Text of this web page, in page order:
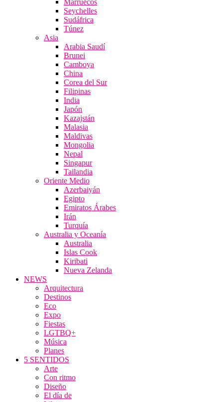
Marruecos
Seychelles
Sudáfrica
Túnez
Asia
Arabia Saudí
Brunei
Camboya
China
Corea del Sur
Filipinas
India
Japón
Kazajstán
Malasia
Maldivas
Mongolia
Nepal
Singapur
Tailandia
Oriente Medio
Azerbaiyán
Egipto
Emiratos Árabes
Irán
Turquía
Australia y Oceanía
Australia
Islas Cook
Kiribati
Nueva Zelanda
NEWS
Arquitectura
Destinos
Eco
Expo
Fiestas
LGTBQ+
Música
Planes
5 SENTIDOS
Arte
Con ritmo
Diseño
El día de